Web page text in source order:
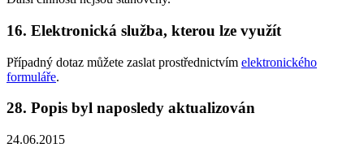
16. Elektronická služba, kterou lze využít
Případný dotaz můžete zaslat prostřednictvím elektronického
formuláře.
28. Popis byl naposledy aktualizován
24.06.2015